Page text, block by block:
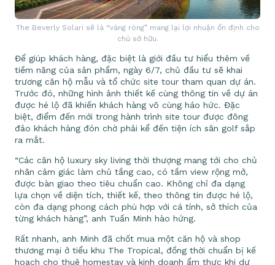
The Beverly Solari sẽ là “vàng ròng” mang lại lợi nhuận ổn định cho
chủ sở hữu.
Để giúp khách hàng, đặc biệt là giới đầu tư hiểu thêm về
tiềm năng của sản phẩm, ngày 6/7, chủ đầu tư sẽ khai
trương căn hộ mẫu và tổ chức site tour tham quan dự án.
Trước đó, những hình ảnh thiết kế cùng thông tin về dự án
được hé lộ đã khiến khách hàng vô cùng háo hức. Đặc
biệt, điểm đến mới trong hành trình site tour được đông
đảo khách hàng đón chờ phải kể đến tiện ích sân golf sắp
ra mắt.
“Các căn hộ luxury sky living thời thượng mang tới cho chủ
nhân cảm giác làm chủ tầng cao, có tầm view rộng mở,
được bàn giao theo tiêu chuẩn cao. Không chỉ đa dạng
lựa chọn về diện tích, thiết kế, theo thông tin được hé lộ,
còn đa dạng phong cách phù hợp với cá tính, sở thích của
từng khách hàng”, anh Tuấn Minh hào hứng.
Rất nhanh, anh Minh đã chốt mua một căn hộ và shop
thương mại ở tiểu khu The Tropical, đồng thời chuẩn bị kế
hoạch cho thuê homestay và kinh doanh ẩm thực khi dự